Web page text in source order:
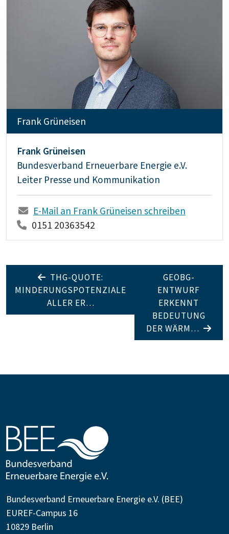
Frank Grüneisen
Frank Grüneisen
Bundesverband Erneuerbare Energie e.V.
Leiter Presse und Kommunikation
E-Mail an Frank Grüneisen schreiben
0151 20363542
THG-QUOTE:
MINDERUNGSPOTENZIALE
ALLER ER…
GEOBG-
ENTWURF
ERKENNT
BEDEUTUNG
DER WÄRM…
Bundesverband Erneuerbare Energie e.V. (BEE)
EUREF-Campus 16
10829 Berlin